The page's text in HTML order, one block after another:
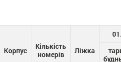
Корпус
Кількість
номерів
Ліжка